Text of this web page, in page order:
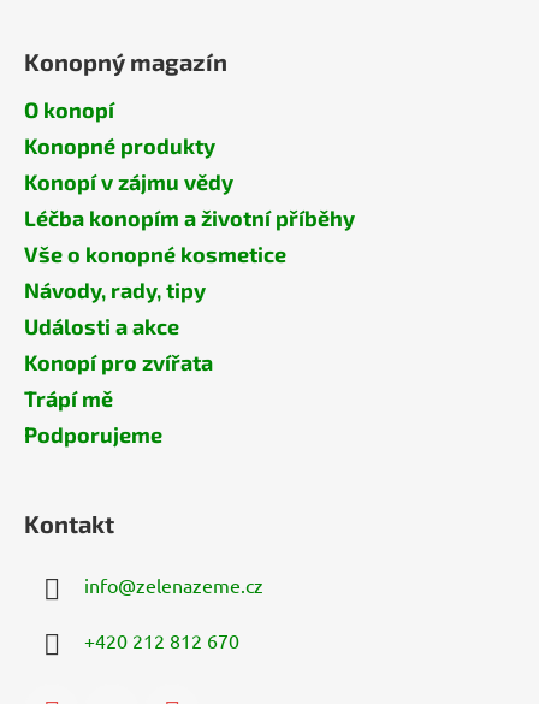
Konopný magazín
O konopí
Konopné produkty
Konopí v zájmu vědy
Léčba konopím a životní příběhy
Vše o konopné kosmetice
Návody, rady, tipy
Události a akce
Konopí pro zvířata
Trápí mě
Podporujeme
Kontakt
info@zelenazeme.cz
+420 212 812 670